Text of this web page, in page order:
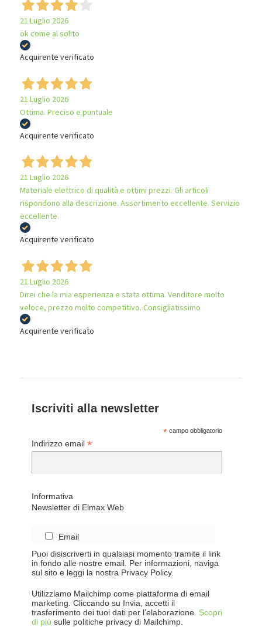
21 Luglio 2026
ok come al solito
Acquirente verificato
21 Luglio 2026
Ottima. Preciso e puntuale
Acquirente verificato
21 Luglio 2026
Materiale elettrico di qualità e ottimi prezzi. Gli articoli
rispondono alla descrizione. Assortimento eccellente. Servizio
eccellente.
Acquirente verificato
21 Luglio 2026
Direi che la mia esperienza e stata ottima. Venditore molto
veloce, prezzo molto competitivo. Consigliatissimo
Acquirente verificato
Iscriviti alla newsletter
* campo obbligatorio
Indirizzo email *
Informativa
Newsletter di Elmax Web
Email
Puoi disiscriverti in qualsiasi momento tramite il link
in fondo alle nostre email. Per informazioni, naviga
sul sito e leggi la nostra Privacy Policy.
Utilizziamo Mailchimp come piattaforma di email
marketing. Cliccando su Invia, accetti il
trasferimento dei tuoi dati per l’elaborazione. Scopri
di più sulle politiche privacy di Mailchimp.